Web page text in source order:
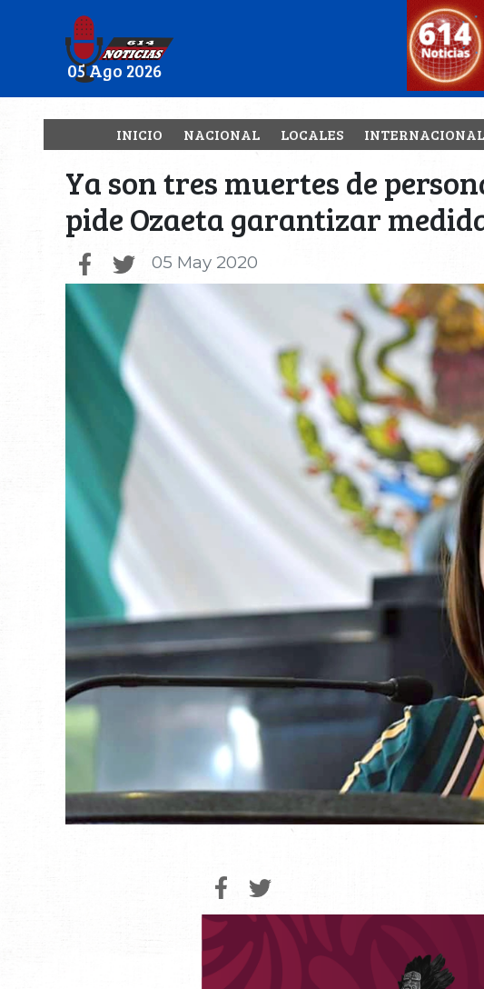
05 Ago 2026
INICIO NACIONAL LOCALES INTERNACIONAL
Ya son tres muertes de
pide Ozaeta garantizar
05 May 2020